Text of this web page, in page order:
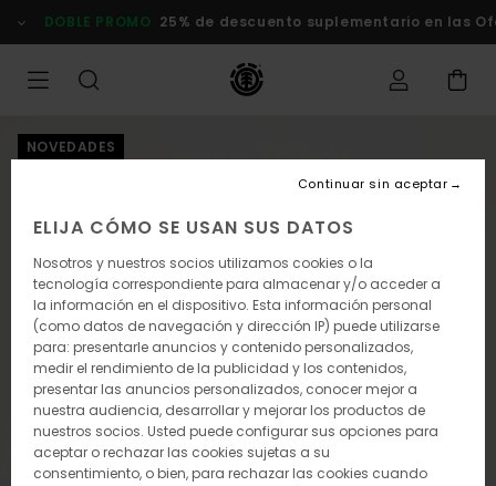
la
DOBLE PROMO 25% de descuento suplementario en las
NOVEDADES
ELIJA CÓMO SE USAN SUS DATOS
Nosotros y nuestros socios utilizamos cookies o la
tecnología correspondiente para almacenar y/o acceder a
la información en el dispositivo. Esta información personal
(como datos de navegación y dirección IP) puede utilizarse
para: presentarle anuncios y contenido personalizados,
medir el rendimiento de la publicidad y los contenidos,
presentar las anuncios personalizados, conocer mejor a
nuestra audiencia, desarrollar y mejorar los productos de
nuestros socios. Usted puede configurar sus opciones para
aceptar o rechazar las cookies sujetas a su
consentimiento, o bien, para rechazar las cookies cuando
Continuar sin aceptar